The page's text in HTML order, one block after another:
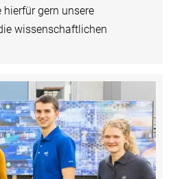
hierfür gern unsere
wissenschaftlichen